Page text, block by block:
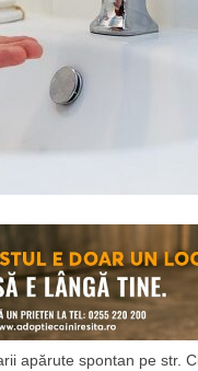
apărute spontan pe str.